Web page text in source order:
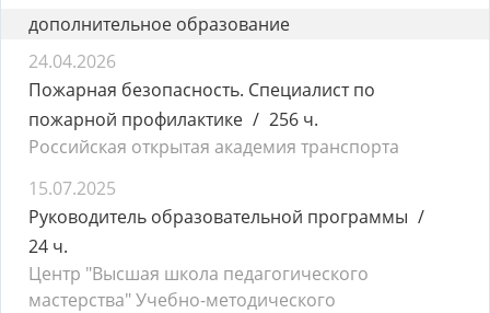
дополнительное образование
24.04.2026
Пожарная безопасность. Специалист по
пожарной профилактике
256 ч.
Российская открытая академия транспорта
15.07.2025
Руководитель образовательной программы
24 ч.
Центр "Высшая школа педагогического
мастерства" Учебно-методического